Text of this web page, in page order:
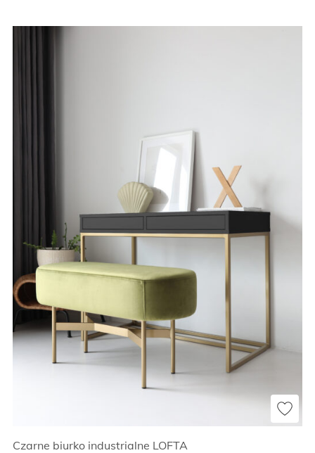
Czarne biurko industrialne LOFTA